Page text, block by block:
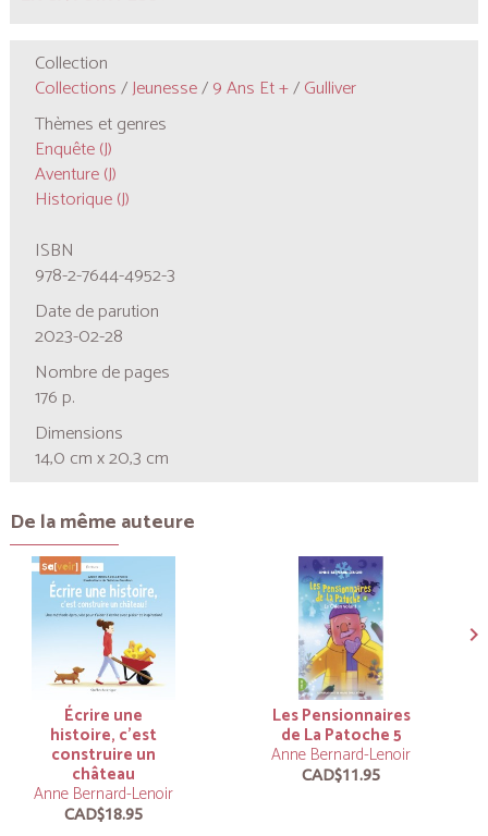
Collection
Collections/Jeunesse/9 Ans Et +/Gulliver
Thèmes et genres
Enquête (J)
Aventure (J)
Historique (J)
ISBN
978-2-7644-4952-3
Date de parution
2023-02-28
Nombre de pages
176 p.
Dimensions
14,0 cm x 20,3 cm
De la même auteure
Écrire une
histoire, c’est
construire un
château
Anne Bernard-Lenoir
CAD$18.95
Les Pensionnaires
de La Patoche 5
Anne Bernard-Lenoir
CAD$11.95